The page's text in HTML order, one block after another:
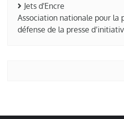
Jets d'Encre
Association nationale pour la
défense de la presse